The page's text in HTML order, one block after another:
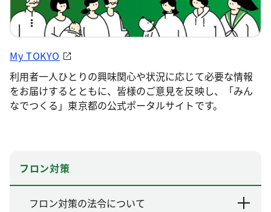
My TOKYO
利用者一人ひとりの興味関心や状況に応じて必要な情報
をお届けするとともに、皆様のご意見を反映し、「みん
なでつくる」東京都の公式ポータルサイトです。
フロン対策
フロン対策の法令について